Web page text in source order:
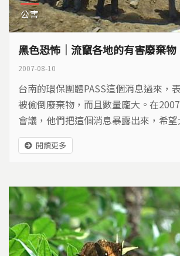
公害
黑色恐怖｜流竄各地的有害廢棄物
2007-08-10
台南的環保團體PASS這個消息過來，
被偷倒廢棄物，而且數量龐大。在
會議，他們把這個消息暴露出來，希
物亂竄、危害環境的問題。廢棄物沒有
理，反而隨意棄置是個嚴重的問題，但
票，卻把污染留給世代子孫，做這種事
厲的懲罰！
閱讀更多